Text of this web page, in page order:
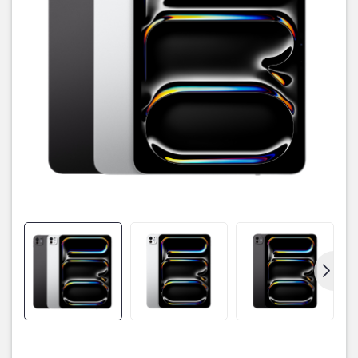
Sự kết hợp giữa những công nghệ hiển thị độc quyền của Apple
như True Tone và ProMotion giúp màn hình iPad Pro M4 diễn đạt
các khuôn hình với trải nghiệm thị giác rất dễ chịu, thân thiện và
Chế Độ Tham Chiếu sẽ đáp ứng những đòi hỏi khắt khe
nhất về màu sắc của người làm công việc đặc thù như thiết kế, đồ